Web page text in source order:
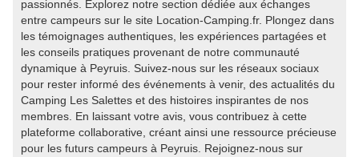
passionnés. Explorez notre section dédiée aux échanges
entre campeurs sur le site Location-Camping.fr. Plongez dans
les témoignages authentiques, les expériences partagées et
les conseils pratiques provenant de notre communauté
dynamique à Peyruis. Suivez-nous sur les réseaux sociaux
pour rester informé des événements à venir, des actualités du
Camping Les Salettes et des histoires inspirantes de nos
membres. En laissant votre avis, vous contribuez à cette
plateforme collaborative, créant ainsi une ressource précieuse
pour les futurs campeurs à Peyruis. Rejoignez-nous sur